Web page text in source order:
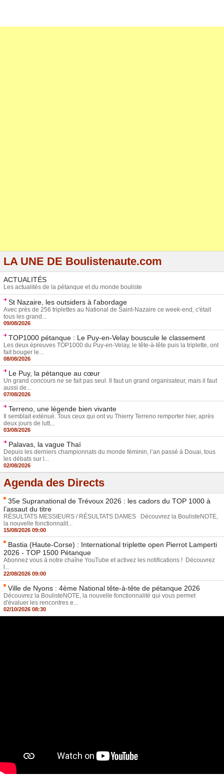
LA UNE DE Boulistenaute.com
ACTUALITÉS
Les actualités de la pétanque et du monde bouliste
St Nazaire, les outsiders à l'abordage
Avec près de 256 triplettes au National de Saint-Nazaire ce week-end, c'était
tous les grand...
09/08/2026
TOP1000 pétanque : Le Puy-en-Velay bouscule le classement
Les deux épreuves TOP1000 du Puy-en-Velay, le tête-à-tête puis la triplette, ont
fait bouger le...
08/08/2026
Le Puy, la pétanque au cœur
Un grand concours ne se fait pas seul. Il faut un grand organisateur, mais il faut
aussi de...
07/08/2026
Terreno, une légende bien vivante
Il semblait exténué. Tous ceux qui ont vu Thierry Terreno remporter hier, après
deux jours de lutt...
03/08/2026
Palavas, la vague Thaï
Depuis les derniers championnats du monde féminin, l’an passé à Douai, tous
les débats sur l...
02/08/2026
Agenda des Directs
35e Supranational de Trévoux 2026 : les cadors du TOP 1000 à
l’assaut du titre
RÉSULTATS MESSIEURS / RÉSULTATS DAMES Découvrez la BoulisteNOTE,
la nouvelle fonctionnalit...
15/08/2026 09:00
Bastia (Haute-Corse) : International triplette open Pierrot Lamperti
2026 - TOP 1500 Pétanque
Abonnez vous à notre chaîne YouTube et activez les notifications ! Découvrez
l...
22/08/2026 09:00
Ville de Nyons : 4ème National tête-à-tête de pétanque 2026
Découvrez la BoulisteNOTE, la nouvelle fonctionnalité qui vous permet
d'évaluer les rencontres e...
02/10/2026 08:30